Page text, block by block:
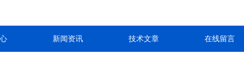
新闻资讯 技术文章 在线留言